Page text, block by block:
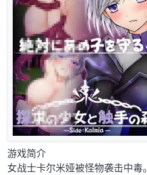
游戏简介
女战士卡尔米娅被怪物袭击中毒。